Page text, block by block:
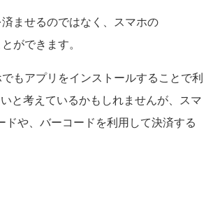
ませるのではなく、スマホの
ができます。
もアプリをインストールすることで利
と考えているかもしれませんが、スマ
や、バーコードを利用して決済する